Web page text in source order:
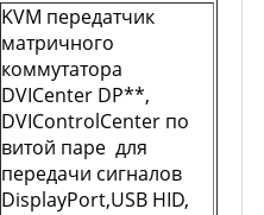
KVM передатчик
матричного
коммутатора
DVICenter DP**,
DVIControlCenter по
витой паре для
передачи сигналов
DisplayPort,USB HID,